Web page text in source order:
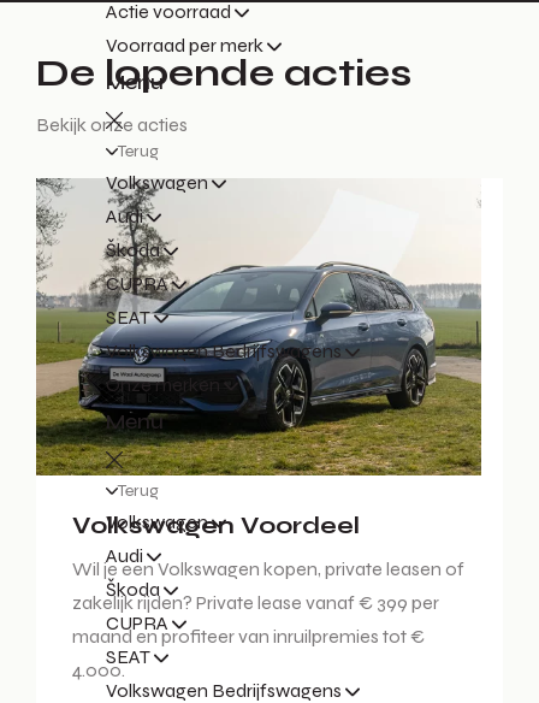
Actie voorraad
Voorraad per merk
Menu
Terug
Volkswagen
Audi
Škoda
CUPRA
SEAT
Volkswagen Bedrijfswagens
Onze merken
Menu
Terug
Volkswagen
Audi
Škoda
CUPRA
SEAT
Volkswagen Bedrijfswagens
De lopende acties
Bekijk onze acties
Volkswagen Voordeel
Wil je een Volkswagen kopen, private leasen of
zakelijk rijden? Private lease vanaf € 399 per
maand en profiteer van inruilpremies tot €
4.000.